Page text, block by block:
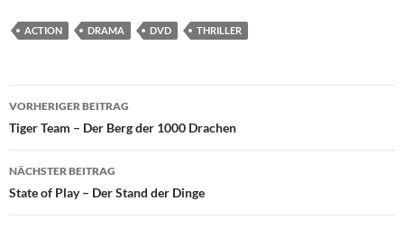
ACTION DRAMA DVD THRILLER
Beitragsnavigation
VORHERIGER BEITRAG
Tiger Team – Der Berg der 1000 Drachen
NÄCHSTER BEITRAG
State of Play – Der Stand der Dinge